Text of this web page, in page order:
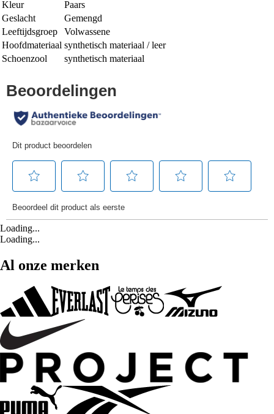
Kleur
Paars
Geslacht
Gemengd
Leeftijdsgroep
Volwassene
Hoofdmateriaal synthetisch materiaal / leer
Schoenzool
synthetisch materiaal
Loading...
Loading...
Al onze merken